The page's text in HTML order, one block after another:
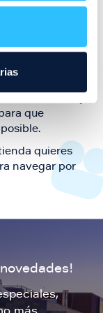
durante
Venecia
que
quieres
navegar por